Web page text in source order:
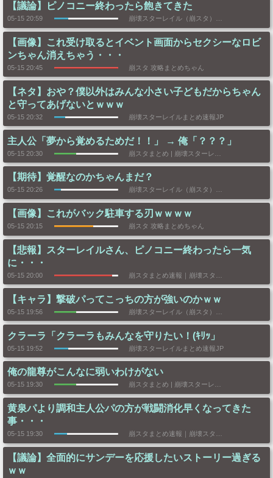
【議論】ピノコニー終わったら飽きてきた
05-15 20:59
【画像】これ受け取るとイベント画面からセクシーなロビ
ンちゃん消えちゃう・・・
05-15 20:45 崩スタ 攻略まとめちゃん
【ネタ】おや？僕以外はみんな小さい子どもだからちゃん
と守ってあげないとｗｗｗ
05-15 20:32 崩壊スターレイルまとめ速報JP
主人公「夢から覚めるためだ！！」 → 俺「？？？」
05-15 20:30
【期待】覚醒なのかちゃんまだ？
05-15 20:26 崩壊スターレイル（崩スタ）攻略まとめGS
【画像】これがバック駐車する刃ｗｗｗｗ
05-15 20:15 崩スタ 攻略まとめちゃん
【悲報】スターレイルさん、ピノコニー終わったら一気
に・・・
05-15 20:00
【キャラ】撃破パってこっちの方が強いのかｗｗ
05-15 19:56
クラーラ「クラーラもみんなを守りたい！(ｷﾘｯ」
05-15 19:52 崩壊スターレイルまとめ速報JP
俺の龍尊がこんなに弱いわけがない
05-15 19:30
黄泉パより調和主人公パの方が戦闘消化早くなってきた
事・・・
05-15 19:30
【議論】全面的にサンデーを応援したいストーリー過ぎる
ｗｗ